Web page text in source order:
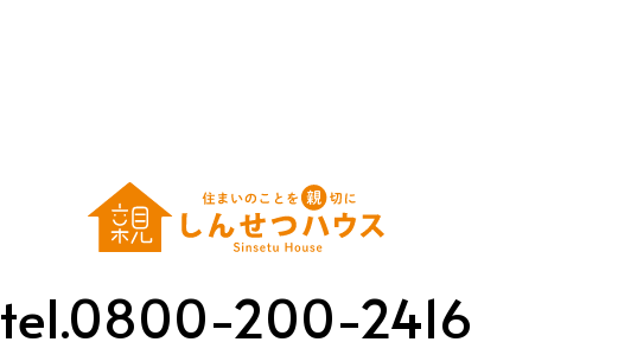
tel.0800-200-2416